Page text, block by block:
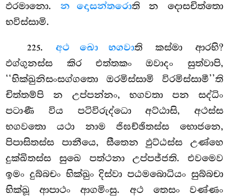
ඵරමානො. න දොසන්තරොති න දොසචිත්තො
භවිස්සාමි.
225. අථ ඛො භගවාති කස්මා ආරභි?
ඵග්ගුනස්ස කිර එත්තකං ඔවාදං සුත්වාපි,
‘‘භික්ඛුනිසංසග්ගතො ඔරමිස්සාමි විරමිස්සාමී’’ති
චිත්තම්පි න උප්පන්නං, භගවතා පන සද්ධිං
පටාණී විය පටිවිරුද්ධො අට්ඨාසි, අථස්ස
භගවතො යථා නාම ජිඝච්ඡිතස්ස භොජනෙ,
පිපාසිතස්ස පානීයෙ, සීතෙන ඵුට්ඨස්ස උණ්හෙ
දුක්ඛිතස්ස සුඛෙ පත්ථනා උප්පජ්ජති. එවමෙව
ඉමං දුබ්බචං භික්ඛුං දිස්වා පඨමබොධියං සුබ්බචා
භික්ඛූ ආපාථං ආගමිංසු. අථ තෙසං වණ්ණං